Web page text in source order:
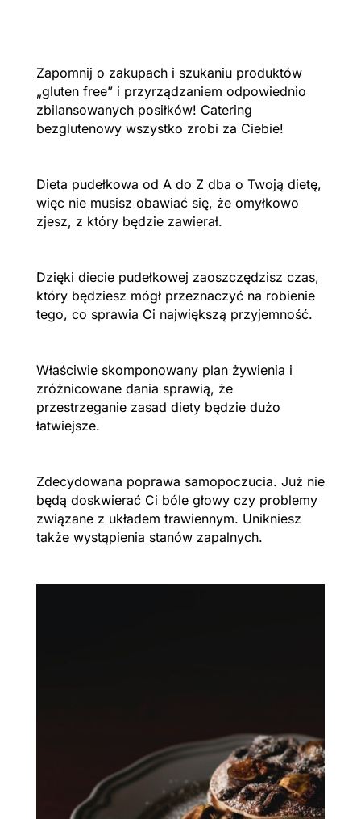
Zapomnij o zakupach i szukaniu produktów
„gluten free” i przyrządzaniem odpowiednio
zbilansowanych posiłków! Catering
bezglutenowy wszystko zrobi za Ciebie!
Dieta pudełkowa od A do Z dba o Twoją dietę,
więc nie musisz obawiać się, że omyłkowo
zjesz, z który będzie zawierał.
Dzięki diecie pudełkowej zaoszczędzisz czas,
który będziesz mógł przeznaczyć na robienie
tego, co sprawia Ci największą przyjemność.
Właściwie skomponowany plan żywienia i
zróżnicowane dania sprawią, że
przestrzeganie zasad diety będzie dużo
łatwiejsze.
Zdecydowana poprawa samopoczucia. Już nie
będą doskwierać Ci bóle głowy czy problemy
związane z układem trawiennym. Unikniesz
także wystąpienia stanów zapalnych.